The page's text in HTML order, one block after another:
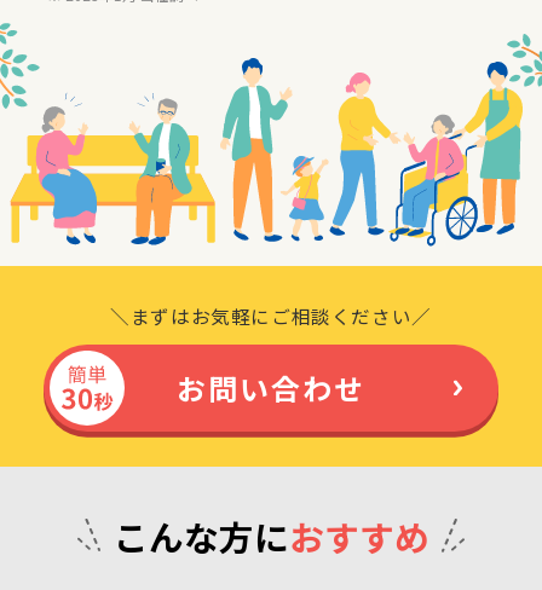
＼まずはお気軽にご相談ください／
お問い合わせ
こんな方におすすめ